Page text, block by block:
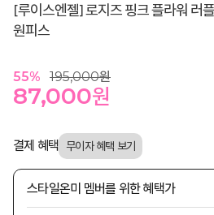
[루이스엔젤] 로지즈 핑크 플라워 러
원피스
55% 195,000원
87,000원
결제 혜택
스타일온미 멤버를 위한 혜택가